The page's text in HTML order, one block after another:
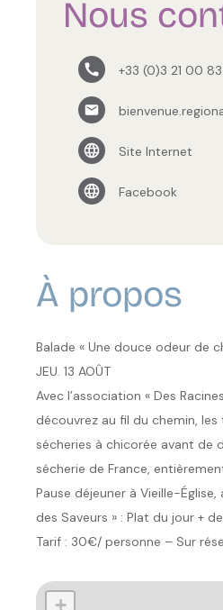
Nous
+33 (0)3 21 00
Site Internet
Facebook
À propos
Balade « Une douce odeur de
JEU. 13 AOÛT
Avec l’association « Des
découvrez au fil du chemin, les
sécheries à chicorée avant de
sécherie de France,
Pause déjeuner à Vieille-
des Saveurs » : Plat du jour +
Tarif : 30€/ personne – Sur
+